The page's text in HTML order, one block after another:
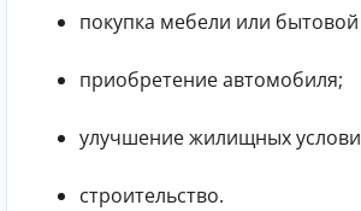
покупка мебели или бытовой
приобретение автомобиля;
улучшение жилищных
строительство.